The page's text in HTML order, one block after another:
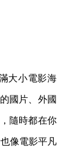
大小電影海
國片、外國
隨時都在你
像電影平凡